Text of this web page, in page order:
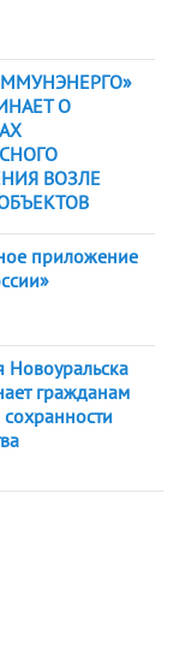
О
ВОЗЛЕ
приложение
Новоуральска
гражданам